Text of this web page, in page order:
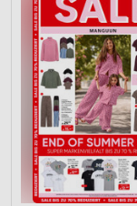
Verwendung von
personalisierter
Messung der
Messung der
Analyse von
Kombinationen
Quellen